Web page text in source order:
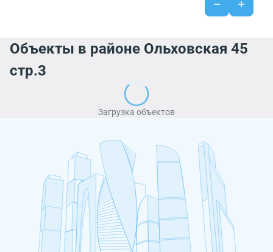
Объекты в районе Ольховская 45
стр.3
Загрузка объектов